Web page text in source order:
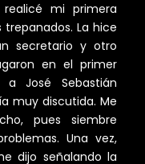
mi primera
La hice
secretario y otro
en el primer
José Sebastián
muy discutida. Me
pues siembre
Una vez,
dijo señalando la